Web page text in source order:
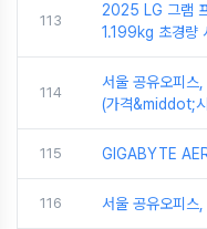
113
2025 LG 그램
1.199kg 초경량
114
서울 공유오피스
(가격&middot;
115 GIGABYTE
116 서울 공유오피스